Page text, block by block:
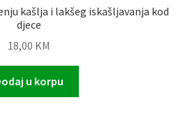
kašlja i lakšeg iskašljavanja kod
djece
18,00 KM
u korpu